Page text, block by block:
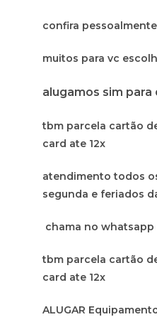
confira
muitos para vc
alugamos sim para
tbm parcela cartão
card ate 12x
atendimento todos
segunda e feriados
chama no whatsapp
tbm parcela cartão
card ate 12x
ALUGAR